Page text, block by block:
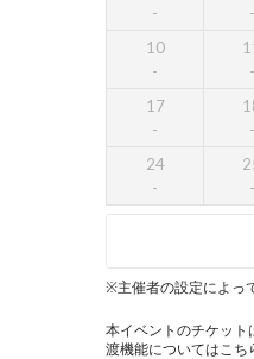
10
17
24
※主催者の設定によっ
本イベントのチケット
渡機能についてはこち